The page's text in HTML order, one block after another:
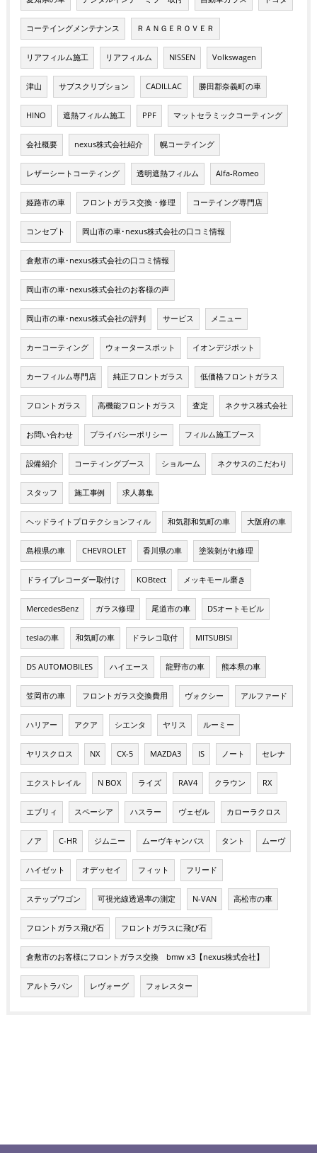
コーテイングメンテナンス ＲＡＮＧＥＲＯＶＥＲ
リアフィルム施工 リアフィルム NISSEN Volkswagen
津山 サブスクリプション CADILLAC 勝田郡奈義町の車
HINO 遮熱フィルム施工 PPF マットセラミックコーティング
会社概要 nexus株式会社紹介 幌コーテイング
レザーシートコーティング 透明遮熱フィルム Alfa-Romeo
姫路市の車 フロントガラス交換・修理 コーテイング専門店
コンセプト 岡山市の車･nexus株式会社の口コミ情報
倉敷市の車･nexus株式会社の口コミ情報
岡山市の車･nexus株式会社のお客様の声
岡山市の車･nexus株式会社の評判 サービス メニュー
カーコーティング ウォータースポット イオンデジポット
カーフィルム専門店 純正フロントガラス 低価格フロントガラス
フロントガラス 高機能フロントガラス 査定 ネクサス株式会社
お問い合わせ プライバシーポリシー フィルム施工ブース
設備紹介 コーティングブース ショルーム ネクサスのこだわり
スタッフ 施工事例 求人募集
ヘッドライトプロテクションフィル 和気郡和気町の車 大阪府の車
島根県の車 CHEVROLET 香川県の車 塗装剝がれ修理
ドライブレコーダー取付け KOBtect メッキモール磨き
MercedesBenz ガラス修理 尾道市の車 DSオートモビル
teslaの車 和気町の車 ドラレコ取付 MITSUBISI
DS AUTOMOBILES ハイエース 龍野市の車 熊本県の車
笠岡市の車 フロントガラス交換費用 ヴォクシー アルファード
ハリアー アクア シエンタ ヤリス ルーミー
ヤリスクロス NX CX-5 MAZDA3 IS ノート セレナ
エクストレイル N BOX ライズ RAV4 クラウン RX
エブリィ スペーシア ハスラー ヴェゼル カローラクロス
ノア C-HR ジムニー ムーヴキャンバス タント ムーヴ
ハイゼット オデッセイ フィット フリード
ステップワゴン 可視光線透過率の測定 N-VAN 高松市の車
フロントガラス飛び石 フロントガラスに飛び石
倉敷市のお客様にフロントガラス交換 bmw x3【nexus株式会社】
アルトラパン レヴォーグ フォレスター